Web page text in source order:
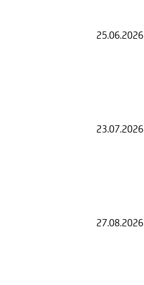
25.06.2026
23.07.2026
27.08.2026